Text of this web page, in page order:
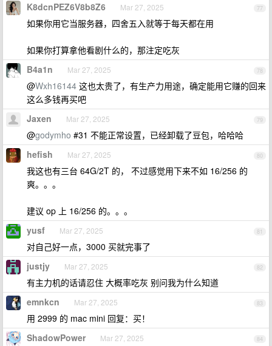
77
K8dcnPEZ6V8b8Z6 Mar 27, 2025
如果你用它当服务器，四舍五入就等于每天都在用
如果你打算拿他看剧什么的，那注定吃灰
78
B4a1n Mar 27, 2025
@Wxh16144 这也太贵了，有生产力用途，确定能用它赚的回来
这么多钱再买吧
79
Jaxen Mar 27, 2025
@godymho #31 不能正常设置，已经卸载了豆包，哈哈哈
80
hefish Mar 27, 2025
我这也有三台 64G/2T 的， 不过感觉用下来不如 16/256 的
爽。。。
建议 op 上 16/256 的。。。
81
yusf Mar 27, 2025
对自己好一点，3000 买就完事了
82
justjy Mar 27, 2025
有主力机的话请忍住 大概率吃灰 别问我为什么知道
83
emnkcn Mar 27, 2025
用 2999 的 mac mini 回复：买！
84
ShadowPower Mar 27, 2025